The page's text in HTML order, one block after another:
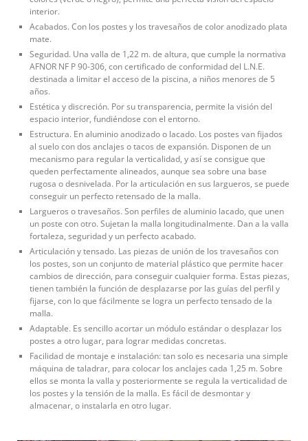
interior.
Acabados. Con los postes y los travesaños de color anodizado plata
mate.
Seguridad. Una valla de 1,22 m. de altura, que cumple la normativa
AFNOR NF P 90-306, con certificado de conformidad del L.N.E.
destinada a limitar el acceso de la piscina, a niños menores de 5
años.
Estética y discreción. Por su transparencia, permite la visión del
espacio interior, fundiéndose con el entorno.
Estructura. En aluminio anodizado o lacado. Los postes van fijados
al suelo con dos anclajes o tacos de expansión. Disponen de un
mecanismo para regular la verticalidad, y así se consigue que
queden perfectamente alineados, aunque sea sobre una base
rugosa o desnivelada. Por la articulación en sus largueros, se puede
conseguir un perfecto retensado de la malla.
Largueros o travesaños. Son perfiles de aluminio lacado, que unen
un poste con otro. Sujetan la malla longitudinalmente. Dan a la valla
fortaleza, seguridad y un perfecto acabado.
Articulación y tensado. Las piezas de unión de los travesaños con
los postes, son un conjunto de material plástico que permite hacer
cambios de dirección, para conseguir cualquier forma. Estas piezas,
tienen también la función de desplazarse por las guías del perfil y
fijarse, con lo que fácilmente se logra un perfecto tensado de la
malla.
Adaptable. Es sencillo acortar un módulo estándar o desplazar los
postes a otro lugar, para lograr medidas concretas.
Facilidad de montaje e instalación: tan solo es necesaria una simple
máquina de taladrar, para colocar los anclajes cada 1,25 m. Sobre
ellos se monta la valla y posteriormente se regula la verticalidad de
los postes y la tensión de la malla. Es fácil de desmontar y
almacenar, o instalarla en otro lugar.